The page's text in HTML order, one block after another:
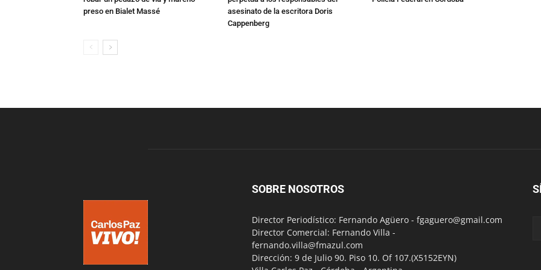
preso en Bialet Massé
asesinato de la escritora Doris
Cappenberg
SOBRE NOSOTROS
Director Periodístico: Fernando Agüero - fgaguero@gmail.com
Director Comercial: Fernando Villa -
fernando.villa@fmazul.com
Dirección: 9 de Julio 90. Piso 10. Of 107.(X5152EYN)